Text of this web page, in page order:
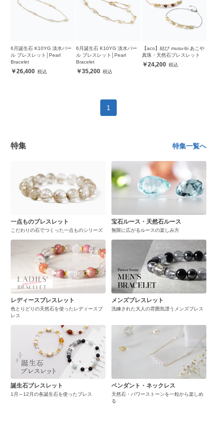
6月誕生石 K10YG 淡水パー
ル ブレスレット│Pearl
Bracelet
26,400
6月誕生石 K10YG 淡水パー
ル ブレスレット│Pearl
Bracelet
35,200
【aco】結び musu-bi あこや
真珠・天然石ブレスレット
24,200
1
特集 特集一覧へ
一点ものブレスレット
こだわりの石でつくった一点ものシリーズ
宝石ルース・天然石ルース
無限に広がるルースの楽しみ方
レディースブレスレット
色とりどりの天然石を使ったレディースブ
レス
メンズブレスレット
洗練された大人の雰囲気漂うメンズブレス
誕生石ブレスレット
1月～12月の各誕生石を使ったブレス
ペンダント・ネックレス
天然石・パワーストーンを一粒から楽しめ
る